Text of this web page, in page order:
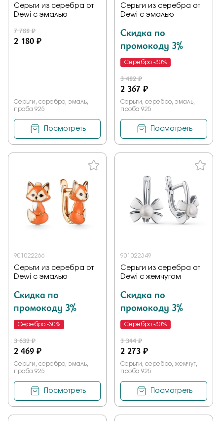
Серьги из серебра от
Dewi с эмалью
7 788 ₽
2 180 ₽
Серьги, серебро, эмаль,
проба 925
Посмотреть
Серьги из серебра от
Dewi с эмалью
Скидка по
промокоду 3%
Серебро -30%
3 482 ₽
2 367 ₽
Серьги, серебро, эмаль,
проба 925
Посмотреть
901022266
Серьги из серебра от
Dewi с эмалью
Скидка по
промокоду 3%
Серебро -30%
3 632 ₽
2 469 ₽
Серьги, серебро, эмаль,
проба 925
Посмотреть
901022349
Серьги из серебра от
Dewi с жемчугом
Скидка по
промокоду 3%
Серебро -30%
3 344 ₽
2 273 ₽
Серьги, серебро, жемчуг,
проба 925
Посмотреть